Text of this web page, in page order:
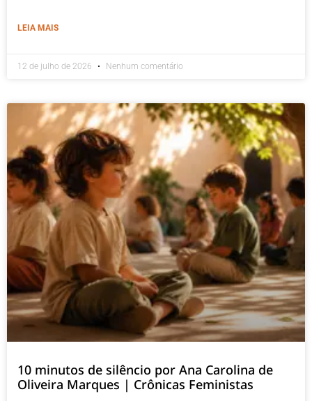
LEIA MAIS
12 de julho de 2026 Nenhum comentário
10 minutos de silêncio por Ana Carolina de
Oliveira Marques | Crônicas Feministas